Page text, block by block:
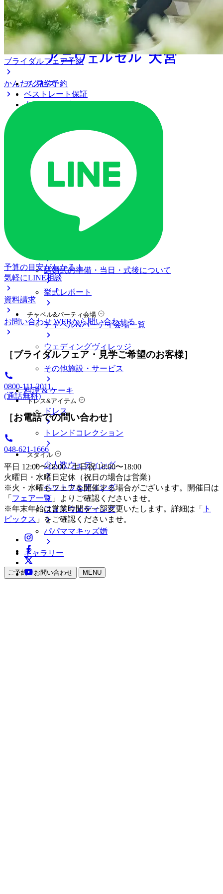
アクセス
ベストレート保証
よくあるご質問
ご予約・お問い合わせ
ブライダルフェア
ブライダルフェア一覧
ブライダルフェアの基礎知識
結婚式の準備・当日・式後について
挙式レポート
チャペル&パーティ会場
チャペル&パーティ会場一覧
ウェディングヴィレッジ
その他施設・サービス
料理 & ケーキ
ドレス&アイテム
ドレス
トレンドコレクション
スタイル
少人数ウェディング
ペットウェディング
フォトウェディング
パパママキッズ婚
ギャラリー
ご予約・お問い合わせ MENU
ブライダルフェア予約
かんたん見学予約
予算の目安がわかる！
気軽にLINE相談
資料請求
お問い合わせ WEBから問い合わせる
［ブライダルフェア・見学ご希望のお客様］
0800-111-2011
(通話無料)
［お電話での問い合わせ］
048-621-1666
平日 12:00〜18:00 / 土日祝 10:00〜18:00
火曜日・水曜日定休（祝日の場合は営業）
※火・水曜もフェアを開催する場合がございます。開催日は
「フェア一覧 」よりご確認くださいませ。
※年末年始は営業時間を一部変更いたします。詳細は「 ト
ピックス 」をご確認くださいませ。